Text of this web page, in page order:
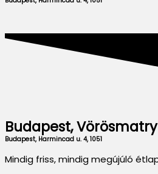
Budapest,
Budapest, Harmincad u. 4, 1051
Mindig friss, mindig megújúló